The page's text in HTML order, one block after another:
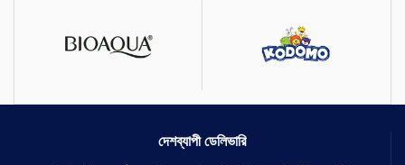
দেশব্যাপী ডেলিভারি